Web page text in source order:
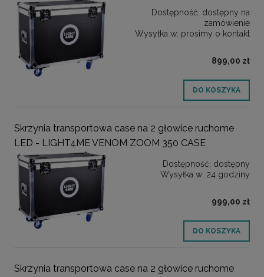
Dostępność: dostępny na
zamówienie
Wysyłka w: prosimy o kontakt
899,00 zł
DO KOSZYKA
Skrzynia transportowa case na 2 głowice ruchome
LED - LIGHT4ME VENOM ZOOM 350 CASE
Dostępność: dostępny
Wysyłka w: 24 godziny
999,00 zł
DO KOSZYKA
Skrzynia transportowa case na 2 głowice ruchome